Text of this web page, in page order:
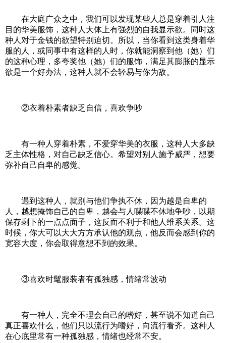
在大庭广众之中，我们可以发现某些人总是穿着引人注
目的华美服饰，这种人大体上有强烈的自我显示欲。同时这
种人对于金钱的欲望特别迫切。所以，当你看到这类身着华
服的人，或同事中有这样的人时，你就能洞察到他（她）们
的这种心理，多夸奖他（她）们的服饰，满足其膨胀的显示
欲是一个好办法，这种人就不会轻易与你为敌。
②衣着朴素者缺乏自信，喜欢争吵
有一种人穿着朴素，不爱穿华美的衣服，这种人大多缺
乏主体性格，对自己缺乏信心。希望对别人施予威严，想要
弥补自己自卑的感觉。
遇到这种人，就别与他们争执不休，因为越是自卑的
人，越想掩饰自己的自卑，越会与人喋喋不休地争吵，以期
保存剩下的一点点面子，这反而不利于和他人维系关系。这
时候，你大可以大大方方承认他的观点，他反而会感到你的
宽容大度，你会取得意想不到的效果。
③喜欢时髦服装者有孤独感，情绪常波动
有一种人，完全不理会自己的嗜好，甚至说不知道自己
真正喜欢什么，他们只以流行为嗜好，向流行看齐。这种人
在心底里常有一种孤独感，情绪也经常不安。